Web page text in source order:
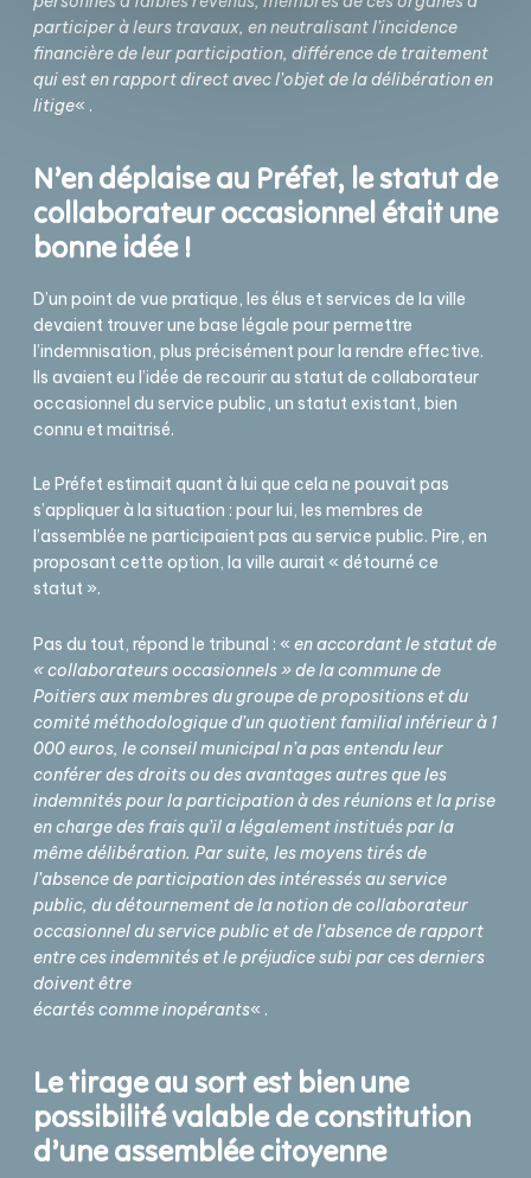
participer à leurs travaux, en neutralisant l’incidence
financière de leur participation, différence de traitement
qui est en rapport direct avec l’objet de la délibération en
litige« .
N’en déplaise au Préfet, le statut de
collaborateur occasionnel était une
bonne idée !
D’un point de vue pratique, les élus et services de la ville
devaient trouver une base légale pour permettre
l’indemnisation, plus précisément pour la rendre effective.
Ils avaient eu l’idée de recourir au statut de collaborateur
occasionnel du service public, un statut existant, bien
connu et maitrisé.
Le Préfet estimait quant à lui que cela ne pouvait pas
s’appliquer à la situation : pour lui, les membres de
l’assemblée ne participaient pas au service public. Pire, en
proposant cette option, la ville aurait « détourné ce
statut ».
Pas du tout, répond le tribunal : « en accordant le statut de
« collaborateurs occasionnels » de la commune de
Poitiers aux membres du groupe de propositions et du
comité méthodologique d’un quotient familial inférieur à 1
000 euros, le conseil municipal n’a pas entendu leur
conférer des droits ou des avantages autres que les
indemnités pour la participation à des réunions et la prise
en charge des frais qu’il a légalement institués par la
même délibération. Par suite, les moyens tirés de
l’absence de participation des intéressés au service
public, du détournement de la notion de collaborateur
occasionnel du service public et de l’absence de rapport
entre ces indemnités et le préjudice subi par ces derniers
doivent être
écartés comme inopérants« .
Le tirage au sort est bien une
possibilité valable de constitution
d’une assemblée citoyenne